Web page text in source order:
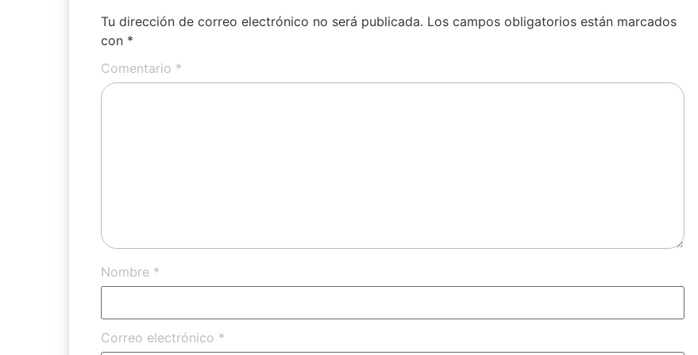
Tu dirección de correo electrónico no será publicada. Los campos obligatorios están marcados
con *
Comentario *
Nombre *
Correo electrónico *